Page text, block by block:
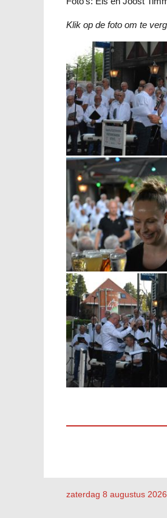
Klik op de foto om te
zaterdag 8 augustus 2026